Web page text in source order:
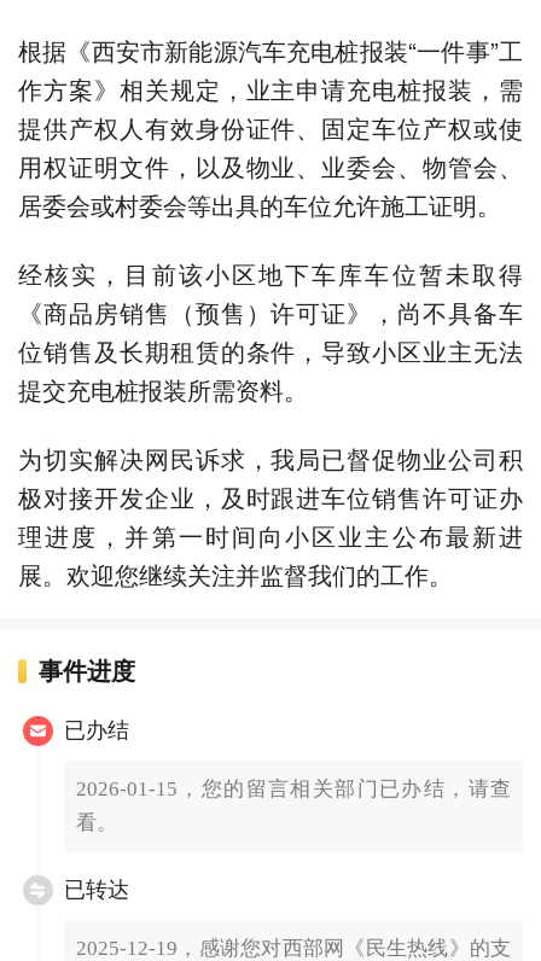
根据《西安市新能源汽车充电桩报装“一件事”工
作方案》相关规定，业主申请充电桩报装，需
提供产权人有效身份证件、固定车位产权或使
用权证明文件，以及物业、业委会、物管会、
居委会或村委会等出具的车位允许施工证明。
经核实，目前该小区地下车库车位暂未取得
《商品房销售（预售）许可证》，尚不具备车
位销售及长期租赁的条件，导致小区业主无法
提交充电桩报装所需资料。
为切实解决网民诉求，我局已督促物业公司积
极对接开发企业，及时跟进车位销售许可证办
理进度，并第一时间向小区业主公布最新进
展。欢迎您继续关注并监督我们的工作。
事件进度
已办结
2026-01-15，您的留言相关部门已办结，请查
看。
已转达
2025-12-19，感谢您对西部网《民生热线》的支